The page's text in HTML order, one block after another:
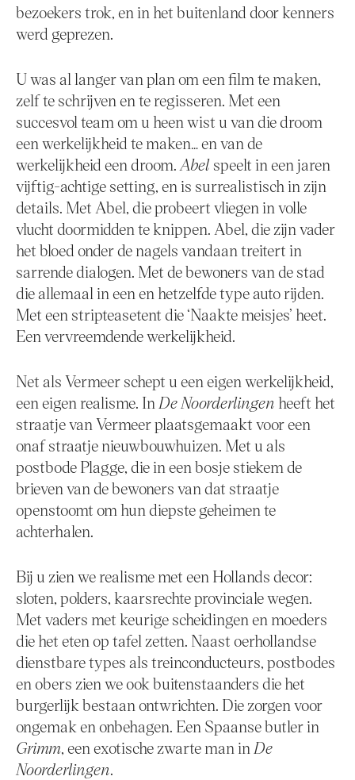
bezoekers trok, en in het buitenland door kenners
werd geprezen.
U was al langer van plan om een film te maken,
zelf te schrijven en te regisseren. Met een
succesvol team om u heen wist u van die droom
een werkelijkheid te maken… en van de
werkelijkheid een droom. Abelspeelt in een jaren
vijftig-achtige setting, en is surrealistisch in zijn
details. Met Abel, die probeert vliegen in volle
vlucht doormidden te knippen. Abel, die zijn vader
het bloed onder de nagels vandaan treitert in
sarrende dialogen. Met de bewoners van de stad
die allemaal in een en hetzelfde type auto rijden.
Met een stripteasetent die ‘Naakte meisjes’ heet.
Een vervreemdende werkelijkheid.
Net als Vermeer schept u een eigen werkelijkheid,
een eigen realisme. In De Noorderlingenheeft het
straatje van Vermeer plaatsgemaakt voor een
onaf straatje nieuwbouwhuizen. Met u als
postbode Plagge, die in een bosje stiekem de
brieven van de bewoners van dat straatje
openstoomt om hun diepste geheimen te
achterhalen.
Bij u zien we realisme met een Hollands decor:
sloten, polders, kaarsrechte provinciale wegen.
Met vaders met keurige scheidingen en moeders
die het eten op tafel zetten. Naast oerhollandse
dienstbare types als treinconducteurs, postbodes
en obers zien we ook buitenstaanders die het
burgerlijk bestaan ontwrichten. Die zorgen voor
ongemak en onbehagen. Een Spaanse butler in
Grimm, een exotische zwarte man in De
Noorderlingen.